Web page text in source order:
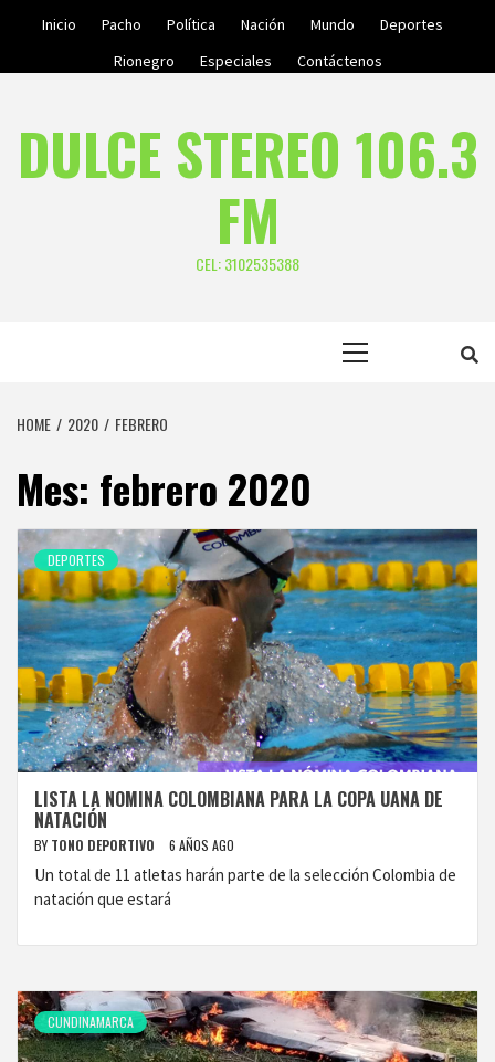
Inicio Pacho Política Nación Mundo
Deportes
Rionegro
Especiales Contáctenos
DULCE STEREO 106.3
FM
CEL: 3102535388
HOME 2020 FEBRERO
Mes: febrero 2020
DEPORTES
LISTA LA NOMINA COLOMBIANA PARA LA COPA UANA DE
NATACIÓN
BY TONO DEPORTIVO 6 AÑOS AGO
Un total de 11 atletas harán parte de la selección Colombia de
natación que estará
CUNDINAMARCA